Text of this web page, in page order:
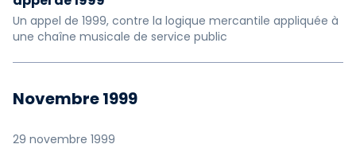
Un appel de 1999, contre la logique mercantile appliquée à
une chaîne musicale de service public
Novembre 1999
29 novembre 1999